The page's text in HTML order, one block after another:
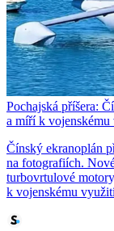
Pochajská příšera:
a míří k
Čínský ekranoplán
na fotografiích.
turbovrtulové
k vojenskému